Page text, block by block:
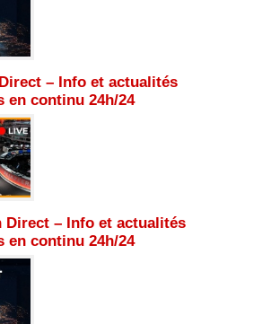
– Info et actualités
en continu 24h/24
Direct – Info et actualités
en continu 24h/24